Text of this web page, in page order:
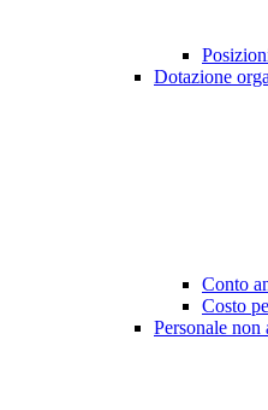
Dotazione
Conto
Costo
Personale non